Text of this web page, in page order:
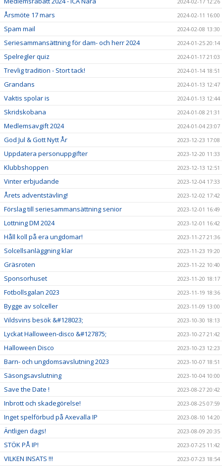
Årsmöte 17 mars 2024-02-11 16:00
Spam mail 2024-02-08 13:30
Seriesammansättning för dam- och herr 2024 2024-01-25 20:14
Spelregler quiz 2024-01-17 21:03
Trevlig tradition - Stort tack! 2024-01-14 18:51
Grandans 2024-01-13 12:47
Vaktis spolar is 2024-01-13 12:44
Skridskobana 2024-01-08 21:31
Medlemsavgift 2024 2024-01-04 23:07
God Jul & Gott Nytt År 2023-12-23 17:08
Uppdatera personuppgifter 2023-12-20 11:33
Klubbshoppen 2023-12-13 12:51
Vinter erbjudande 2023-12-04 17:33
Årets adventstävling! 2023-12-02 17:42
Förslag till seriesammansättning senior 2023-12-01 16:49
Lottning DM 2024 2023-12-01 16:42
Håll koll på era ungdomar! 2023-11-27 21:36
Solcellsanläggning klar 2023-11-23 19:20
Gräsroten 2023-11-22 10:40
Sponsorhuset 2023-11-20 18:17
Fotbollsgalan 2023 2023-11-19 18:36
Bygge av solceller 2023-11-09 13:00
Vildsvins besök &#128023; 2023-10-30 18:13
Lyckat Halloween-disco &#127875; 2023-10-27 21:42
Halloween Disco 2023-10-23 12:23
Barn- och ungdomsavslutning 2023 2023-10-07 18:51
Säsongsavslutning 2023-10-04 10:00
Save the Date ! 2023-08-27 20:42
Inbrott och skadegörelse! 2023-08-25 07:59
Inget spelförbud på Axevalla IP 2023-08-10 14:20
Äntligen dags! 2023-08-09 20:35
STÖK PÅ IP! 2023-07-25 11:42
VILKEN INSATS !!! 2023-07-23 18:54